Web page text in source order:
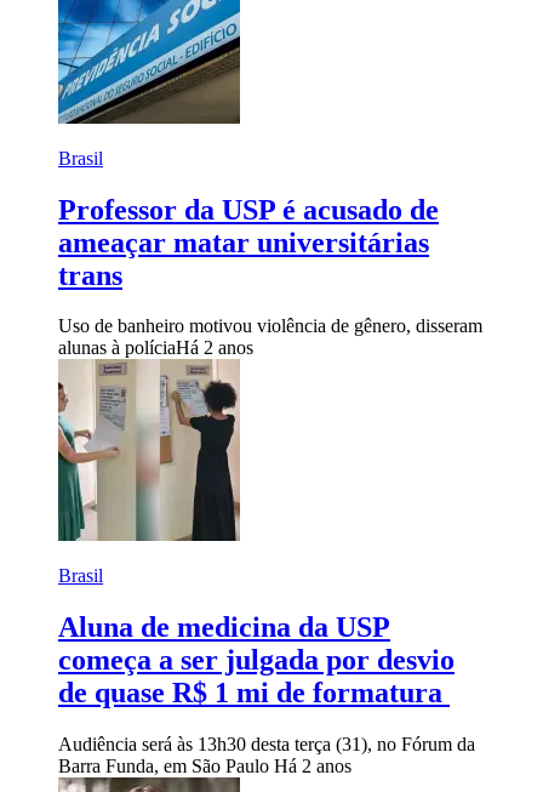
Brasil
Professor da USP é acusado de
ameaçar matar universitárias
trans
Uso de banheiro motivou violência de gênero, disseram
alunas à políciaHá 2 anos
Brasil
Aluna de medicina da USP
começa a ser julgada por desvio
de quase R$ 1 mi de formatura
Audiência será às 13h30 desta terça (31), no Fórum da
Barra Funda, em São Paulo Há 2 anos